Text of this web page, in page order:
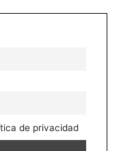
de privacidad